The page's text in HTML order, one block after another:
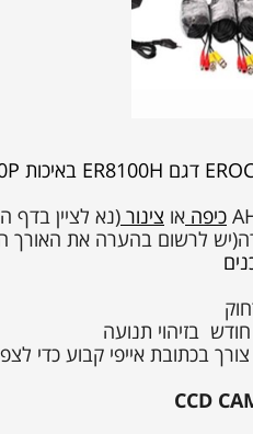
כיפה או צינור (נא לציין בדף
לרשום בהערה את האורך
בכתובת אייפי קבוע כדי